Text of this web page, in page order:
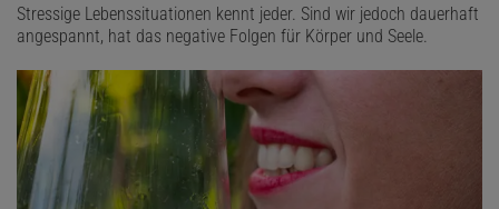
Stressige Lebenssituationen kennt jeder. Sind wir jedoch dauerhaft
angespannt, hat das negative Folgen für Körper und Seele.